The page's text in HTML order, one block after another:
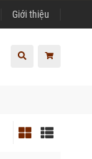
Giới thiệu